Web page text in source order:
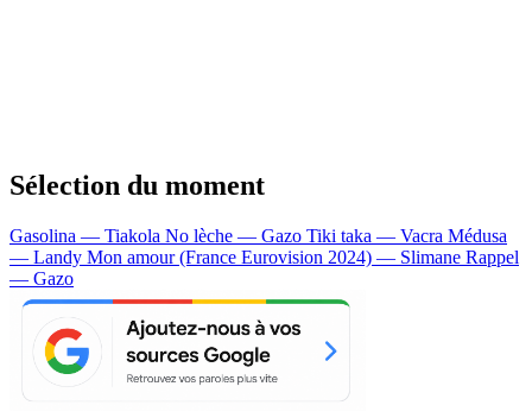
Sélection du moment
Gasolina — Tiakola No lèche — Gazo Tiki taka — Vacra Médusa
— Landy Mon amour (France Eurovision 2024) — Slimane Rappel
— Gazo